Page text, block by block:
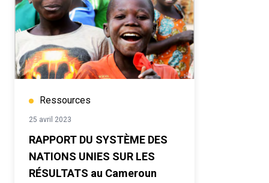
Ressources
25 avril 2023
RAPPORT DU SYSTÈME DES
NATIONS UNIES SUR LES
RÉSULTATS au Cameroun